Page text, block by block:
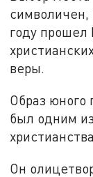
символичен,
году прошел
веры.
Образ юного
был одним
Он